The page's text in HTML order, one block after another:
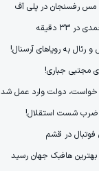
رفسنجان در پلی آف
دقیقه
به رویاهای آرسنال!
مجتبی جباری!
خواست، دولت وارد عمل
و ضرب شست استقلال!
فوتبال در قشم
بهترین هافبک جهان رسید